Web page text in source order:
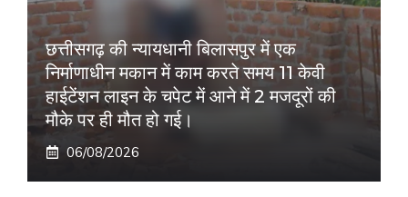
छत्तीसगढ़ की न्यायधानी बिलासपुर में एक
निर्माणाधीन मकान में काम करते समय 11 केवी
हाईटेंशन लाइन के चपेट में आने में 2 मजदूरों की
मौके पर ही मौत हो गई।
06/08/2026